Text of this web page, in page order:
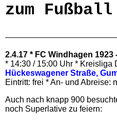
zum
2.4.17 * FC Windhagen
* 14:30 / 15:00 Uhr * Kreisliga
Hückeswagener Straße,
Eintritt: frei * An- und Abreise:
Auch nach knapp 900
noch Superlative zu feiern: